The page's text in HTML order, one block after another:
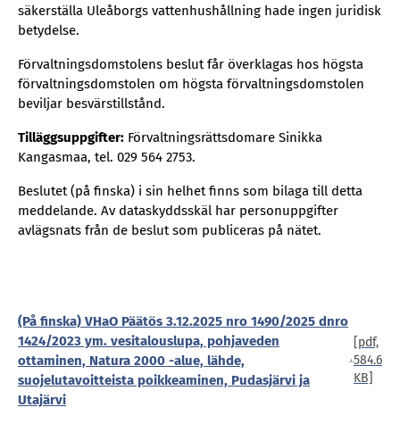
säkerställa Uleåborgs vattenhushållning hade ingen juridisk
betydelse.
Förvaltningsdomstolens beslut får överklagas hos högsta
förvaltningsdomstolen om högsta förvaltningsdomstolen
beviljar besvärstillstånd.
Tilläggsuppgifter: Förvaltningsrättsdomare Sinikka
Kangasmaa, tel. 029 564 2753.
Beslutet (på finska) i sin helhet finns som bilaga till detta
meddelande. Av dataskyddsskäl har personuppgifter
avlägsnats från de beslut som publiceras på nätet.
(På finska) VHaO Päätös 3.12.2025 nro 1490/2025 dnro
1424/2023 ym. vesitalouslupa, pohjaveden
ottaminen, Natura 2000 -alue, lähde,
suojelutavoitteista poikkeaminen, Pudasjärvi ja
Utajärvi
[pdf,
584.6
KB]